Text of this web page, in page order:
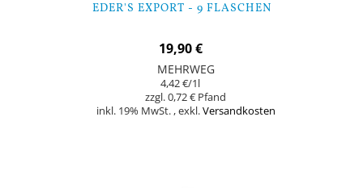
EDER'S EXPORT - 9 FLASCHEN
19,90 €
MEHRWEG
4,42 €/1l
0,72 €
inkl. 19% MwSt. ,exkl.Versandkosten